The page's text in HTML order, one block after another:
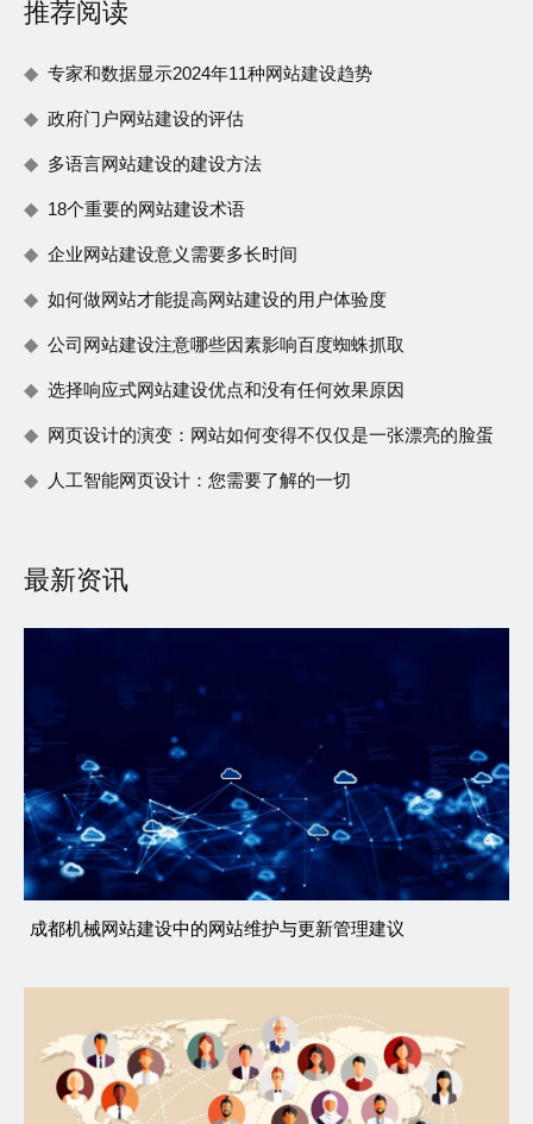
推荐阅读
专家和数据显示2024年11种网站建设趋势
政府门户网站建设的评估
多语言网站建设的建设方法
18个重要的网站建设术语
企业网站建设意义需要多长时间
如何做网站才能提高网站建设的用户体验度
公司网站建设注意哪些因素影响百度蜘蛛抓取
选择响应式网站建设优点和没有任何效果原因
网页设计的演变：网站如何变得不仅仅是一张漂亮的脸蛋
人工智能网页设计：您需要了解的一切
最新资讯
成都机械网站建设中的网站维护与更新管理建议